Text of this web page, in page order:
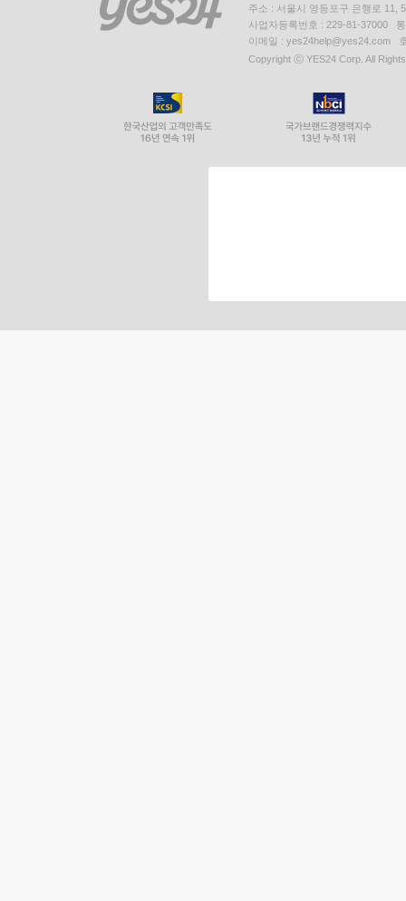
주소 : 서울시 영등포구 은행로 11,
사업자등록번호 : 229-81-37000
이메일 : yes24help@yes24.com
Copyright ⓒ YES24 Corp. All